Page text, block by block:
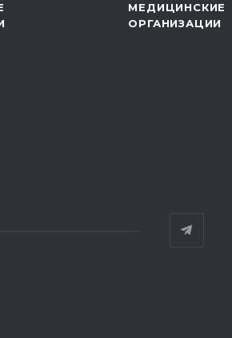
МЕДИЦИНСКИЕ
ОРГАНИЗАЦИИ